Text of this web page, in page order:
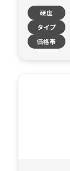
硬度
タイプ
価格帯